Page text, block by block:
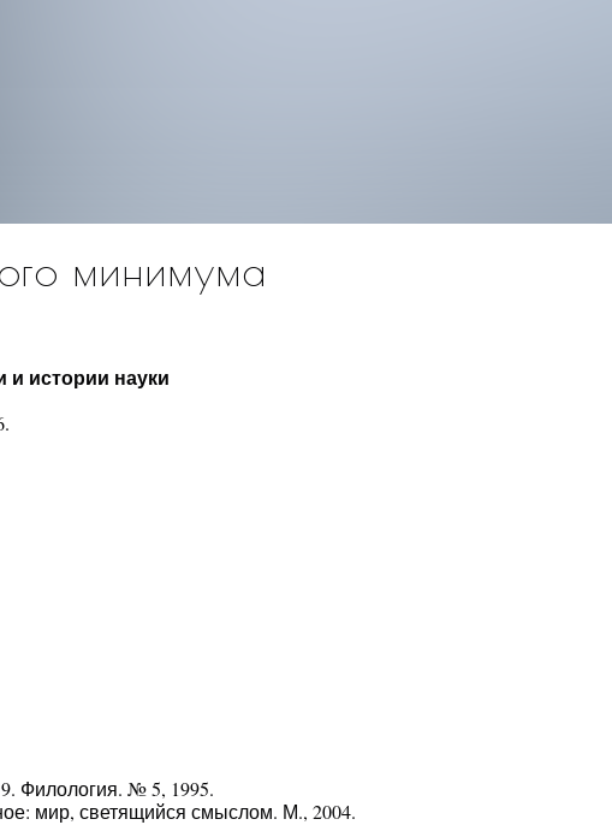
истории науки
Филология. № 5, 1995.
мир, светящийся смыслом. М., 2004.
минимума